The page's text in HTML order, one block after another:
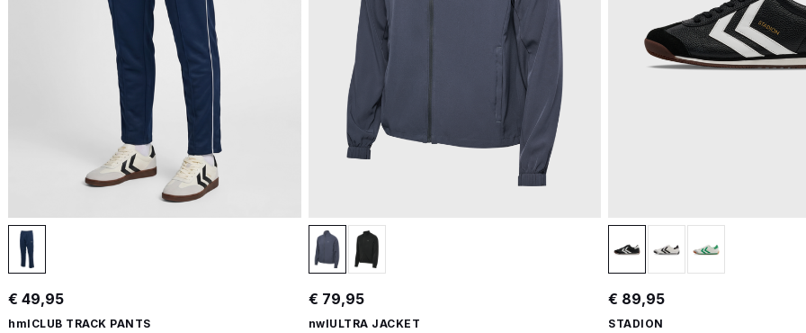
€ 49,95
hmlCLUB TRACK PANTS
€ 79,95
nwlULTRA JACKET
€ 89,95
STADION